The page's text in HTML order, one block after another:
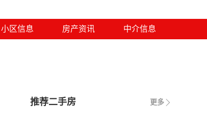
小区信息 房产资讯 中介信息
更多
推荐二手房